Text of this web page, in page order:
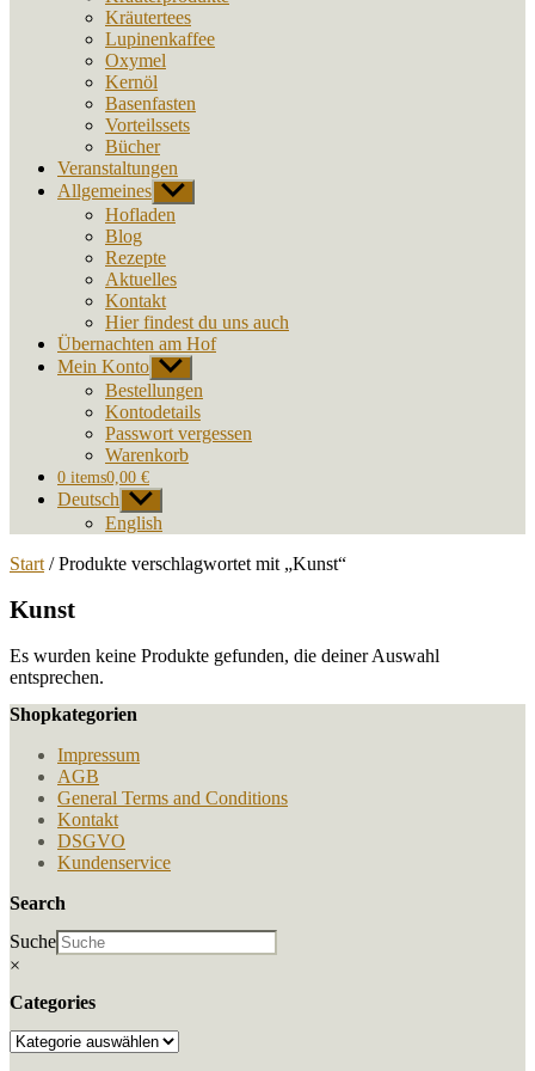
Kräutertees
Lupinenkaffee
Oxymel
Kernöl
Basenfasten
Vorteilssets
Bücher
Veranstaltungen
Allgemeines Untermenü
anzeigen
Hofladen
Blog
Rezepte
Aktuelles
Kontakt
Hier findest du uns auch
Übernachten am Hof
Mein Konto Untermenü
anzeigen
Bestellungen
Kontodetails
Passwort vergessen
Warenkorb
0 items0,00 €
Deutsch Untermenü
anzeigen
English
Start / Produkte verschlagwortet mit „Kunst“
Kunst
Es wurden keine Produkte gefunden, die deiner Auswahl
entsprechen.
Shopkategorien
Impressum
AGB
General Terms and Conditions
Kontakt
DSGVO
Kundenservice
Search
Suche
×
Categories